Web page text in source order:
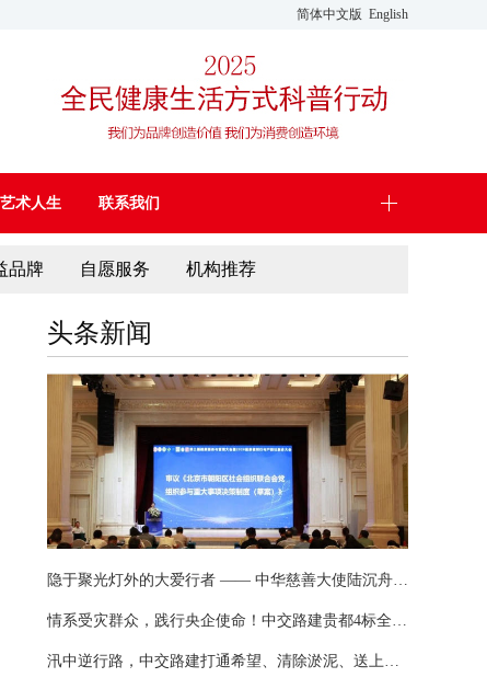
简体中文版 English
艺术人生 联系我们
品牌 自愿服务 机构推荐
头条新闻
隐于聚光灯外的大爱行者 —— 中华慈善大使陆沉舟，八千万善款写尽无私担当
情系受灾群众，践行央企使命！中交路建贵都4标全力支援属地防汛救灾
汛中逆行路，中交路建打通希望、清除淤泥、送上温暖